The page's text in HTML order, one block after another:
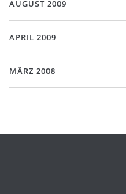
AUGUST 2009
APRIL 2009
MÄRZ 2008